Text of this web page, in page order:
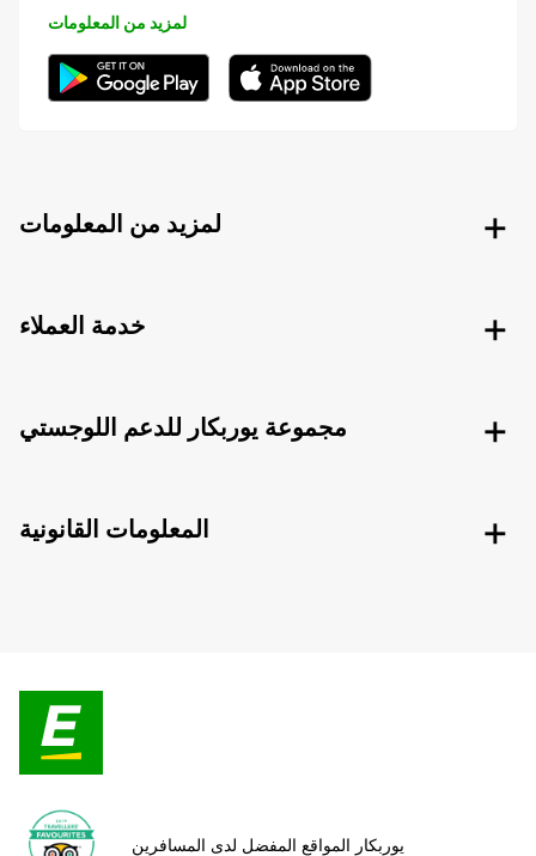
لمزيد من المعلومات
لمزيد من المعلومات
خدمة العملاء
مجموعة يوربكار للدعم اللوجستي
المعلومات القانونية
يوربكار المواقع المفضل لدى المسافرين